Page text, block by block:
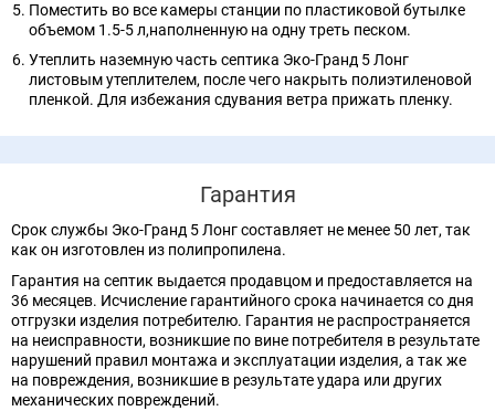
Поместить во все камеры станции по пластиковой бутылке
объемом 1.5-5 л,наполненную на одну треть песком.
Утеплить наземную часть септика Эко-Гранд 5 Лонг
листовым утеплителем, после чего накрыть полиэтиленовой
пленкой. Для избежания сдувания ветра прижать пленку.
Гарантия
Срок службы Эко-Гранд 5 Лонг составляет не менее 50 лет, так
как он изготовлен из полипропилена.
Гарантия на септик выдается продавцом и предоставляется на
36 месяцев. Исчисление гарантийного срока начинается со дня
отгрузки изделия потребителю. Гарантия не распространяется
на неисправности, возникшие по вине потребителя в результате
нарушений правил монтажа и эксплуатации изделия, а так же
на повреждения, возникшие в результате удара или других
механических повреждений.